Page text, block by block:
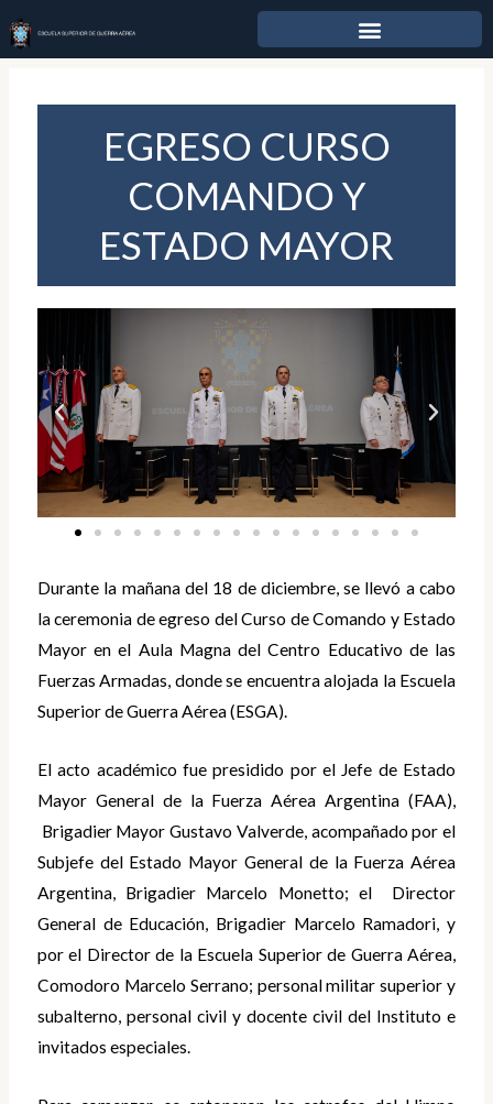
al
EGRESO CURSO
COMANDO Y
ESTADO MAYOR
Durante la mañana del 18 de diciembre, se llevó a cabo
la ceremonia de egreso del Curso de Comando y Estado
Mayor en el Aula Magna del Centro Educativo de las
Fuerzas Armadas, donde se encuentra alojada la Escuela
Superior de Guerra Aérea (ESGA).
El acto académico fue presidido por el Jefe de Estado
Mayor General de la Fuerza Aérea Argentina (FAA),
Brigadier Mayor Gustavo Valverde, acompañado por el
Subjefe del Estado Mayor General de la Fuerza Aérea
Argentina, Brigadier Marcelo Monetto; el Director
General de Educación, Brigadier Marcelo Ramadori, y
por el Director de la Escuela Superior de Guerra Aérea,
Comodoro Marcelo Serrano; personal militar superior y
subalterno, personal civil y docente civil del Instituto e
invitados especiales.